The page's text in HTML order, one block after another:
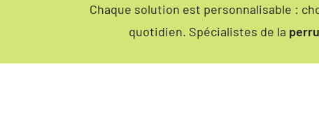
Chaque solution est personnalisable :
quotidien. Spécialistes de la